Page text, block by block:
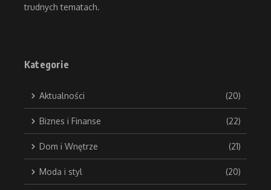
trudnych tematach.
Kategorie
Aktualności (20)
Biznes i Finanse (22)
Dom i Wnętrze (21)
Moda i styl (20)